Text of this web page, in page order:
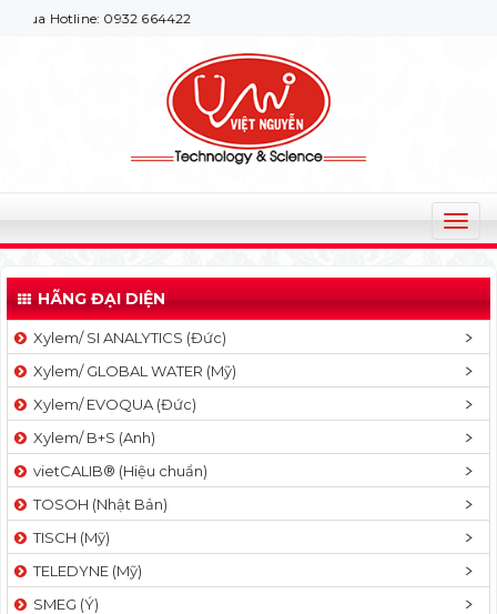
0932 664422
T
o
g
l
v
a
t
n
HÃNG ĐẠI DIỆN
Xylem/ SI ANALYTICS (Đức)
Xylem/ GLOBAL WATER (Mỹ)
Xylem/ EVOQUA (Đức)
Xylem/ B+S (Anh)
vietCALIB® (Hiệu chuẩn)
TOSOH (Nhật Bản)
TISCH (Mỹ)
TELEDYNE (Mỹ)
SMEG (Ý)